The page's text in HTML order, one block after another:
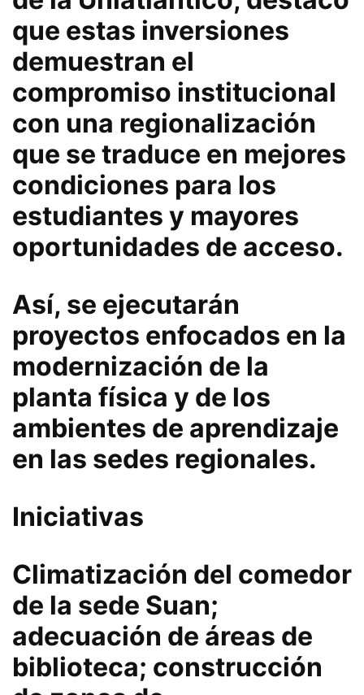
que estas inversiones
demuestran el
compromiso institucional
con una regionalización
que se traduce en mejores
condiciones para los
estudiantes y mayores
oportunidades de acceso.
Así, se ejecutarán
proyectos enfocados en la
modernización de la
planta física y de los
ambientes de aprendizaje
en las sedes regionales.
Iniciativas
Climatización del comedor
de la sede Suan;
adecuación de áreas de
biblioteca; construcción